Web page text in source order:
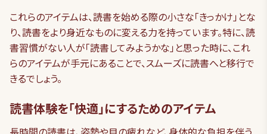
これらのアイテムは、読書を始める際の小さな「きっかけ」とな
り、読書をより身近なものに変える力を持っています。特に、読
書習慣がない人が「読書してみようかな」と思った時に、これ
らのアイテムが手元にあることで、スムーズに読書へと移行で
きるでしょう。
読書体験を「快適」にするためのアイテム